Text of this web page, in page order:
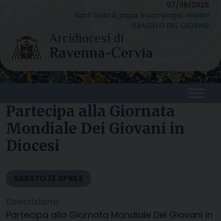
content
07/08/2026
Santi Sisto II, papa, e compagni, martiri
VANGELO DEL GIORNO
Partecipa alla Giornata
Mondiale Dei Giovani in
Diocesi
SABATO 13 APRILE
Partecipa alla Giornata Mondiale Dei Giovani in